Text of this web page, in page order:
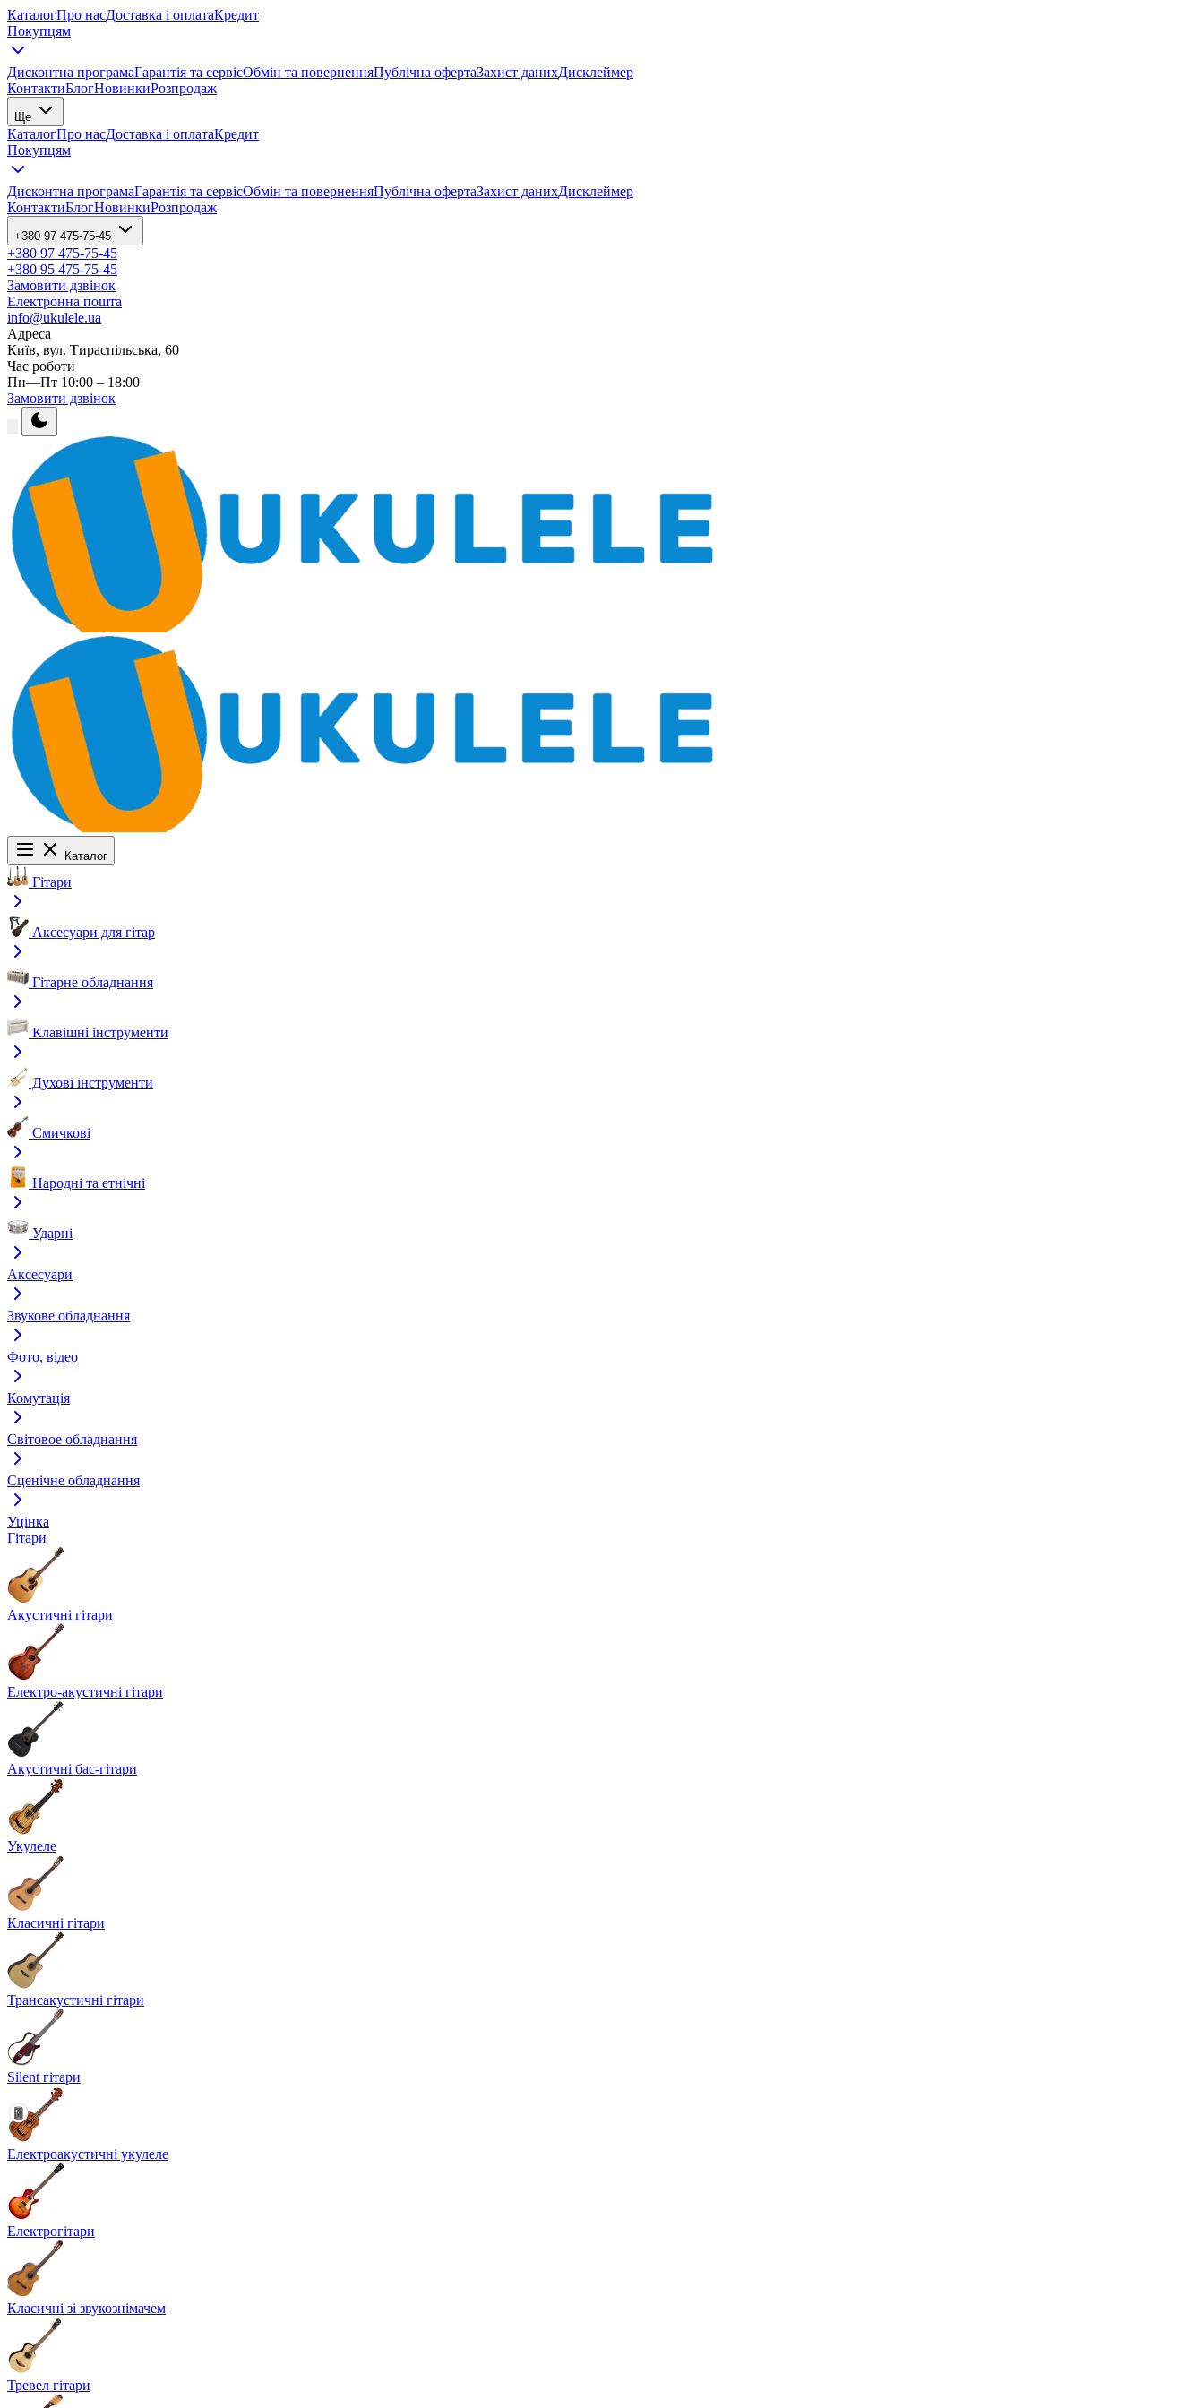
КаталогПро насДоставка і оплатаКредит
Покупцям
Дисконтна програмаГарантія та сервісОбмін та поверненняПублічна офертаЗахист данихДисклеймер
КонтактиБлогНовинкиРозпродаж
Ще
КаталогПро насДоставка і оплатаКредит
Покупцям
Дисконтна програмаГарантія та сервісОбмін та поверненняПублічна офертаЗахист данихДисклеймер
КонтактиБлогНовинкиРозпродаж
+380 97 475-75-45
+380 97 475-75-45
+380 95 475-75-45
Замовити дзвінок
Електронна пошта
info@ukulele.ua
Адреса
Київ, вул. Тираспільська, 60
Час роботи
Пн—Пт 10:00 – 18:00
Замовити дзвінок
Каталог
Гітари
Аксесуари для гітар
Гітарне обладнання
Клавішні інструменти
Духові інструменти
Смичкові
Народні та етнічні
Ударні
Аксесуари
Звукове обладнання
Фото, відео
Комутація
Світовое обладнання
Сценічне обладнання
Уцінка
Гітари
Акустичні гітари
Електро-акустичні гітари
Акустичні бас-гітари
Укулеле
Класичні гітари
Трансакустичні гітари
Silent гітари
Електроакустичні укулеле
Електрогітари
Класичні зі звукознімачем
Тревел гітари